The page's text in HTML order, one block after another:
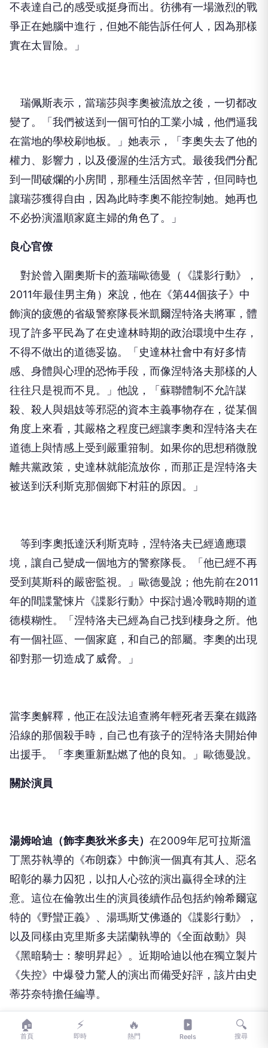
不表達自己的感受或挺身而出。彷彿有一場激烈的戰
爭正在她腦中進行，但她不能告訴任何人，因為那樣
實在太冒險。」
瑞佩斯表示，當瑞莎與李奧被流放之後，一切都改
變了。「我們被送到一個可怕的工業小城，他們逼我
在當地的學校刷地板。」她表示，「李奧失去了他的
權力、影響力，以及優渥的生活方式。最後我們分配
到一間破爛的小房間，那種生活固然辛苦，但同時也
讓瑞莎獲得自由，因為此時李奧不能控制她。她再也
不必扮演溫順家庭主婦的角色了。」
良心官僚
對於曾入圍奧斯卡的蓋瑞歐德曼（《諜影行動》，
2011年最佳男主角）來說，他在《第44個孩子》中
飾演的疲憊的省級警察隊長米凱爾涅特洛夫將軍，體
現了許多平民為了在史達林時期的政治環境中生存，
不得不做出的道德妥協。「史達林社會中有好多情
感、身體與心理的恐怖手段，而像涅特洛夫那樣的人
往往只是視而不見。」他說，「蘇聯體制不允許謀
殺、殺人與娼妓等邪惡的資本主義事物存在，從某個
角度上來看，其嚴格之程度已經讓李奧和涅特洛夫在
道德上與情感上受到嚴重箝制。如果你的思想稍微脫
離共黨政策，史達林就能流放你，而那正是涅特洛夫
被送到沃利斯克那個鄉下村莊的原因。」
等到李奧抵達沃利斯克時，涅特洛夫已經適應環
境，讓自己變成一個地方的警察隊長。「他已經不再
受到莫斯科的嚴密監視。」歐德曼說；他先前在2011
年的間諜驚悚片《諜影行動》中探討過冷戰時期的道
德模糊性。「涅特洛夫已經為自己找到棲身之所。他
有一個社區、一個家庭，和自己的部屬。李奧的出現
卻對那一切造成了威脅。」
當李奧解釋，他正在設法追查將年輕死者丟棄在鐵路
沿線的那個殺手時，自己也有孩子的涅特洛夫開始伸
出援手。「李奧重新點燃了他的良知。」歐德曼說。
關於演員
湯姆哈迪（飾李奧狄米多夫） 在2009年尼可拉斯溫
丁黑芬執導的《布朗森》中飾演一個真有其人、惡名
昭彰的暴力囚犯，以扣人心弦的演出贏得全球的注
意。這位在倫敦出生的演員後續作品包括約翰希爾寇
特的《野蠻正義》、湯瑪斯艾佛遜的《諜影行動》，
以及同樣由克里斯多夫諾蘭執導的《全面啟動》與
《黑暗騎士：黎明昇起》。近期哈迪以他在獨立製片
《失控》中爆發力驚人的演出而備受好評，該片由史
蒂芬奈特擔任編導。
🏠
首頁
⚡
即時
🔥
熱門 Reels
🔍
搜尋